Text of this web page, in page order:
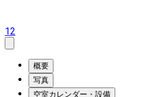
12
概要
写真
空室カレンダー・設備